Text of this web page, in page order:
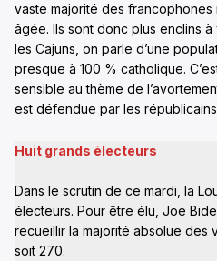
vaste majorité des
âgée. Ils sont donc plus enclins
les Cajuns, on parle d’une
presque à 100 % catholique.
sensible au thème de
est défendue par les
Huit grands électeurs
Dans le scrutin de ce mardi, la
électeurs. Pour être élu, Joe
recueillir la majorité absolue des
soit 270.